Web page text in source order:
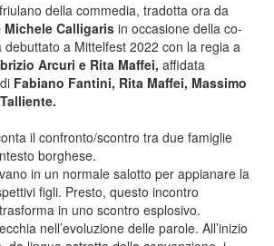
della commedia, tradotta ora da
Calligaris in occasione della co-
a Mittelfest 2022 con la regia a
Arcuri e Rita Maffei, affidata
Fabiano Fantini, Rita Maffei, Massimo
il confronto/scontro tra due famiglie
borghese.
in un normale salotto per appianare la
figli. Presto, questo incontro
in uno scontro esplosivo.
nell’evoluzione delle parole. All’inizio